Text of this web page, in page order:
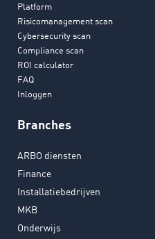
Platform
Risicomanagement scan
Cybersecurity scan
Compliance scan
ROI calculator
FAQ
Inloggen
Branches
ARBO diensten
Finance
Installatiebedrijven
MKB
Onderwijs